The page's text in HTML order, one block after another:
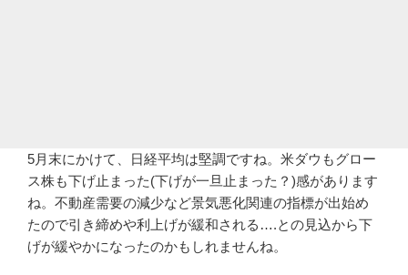
5月末にかけて、日経平均は堅調ですね。米ダウもグロー
ス株も下げ止まった(下げが一旦止まった？)感があります
ね。不動産需要の減少など景気悪化関連の指標が出始め
たので引き締めや利上げが緩和される….との見込から下
げが緩やかになったのかもしれませんね。